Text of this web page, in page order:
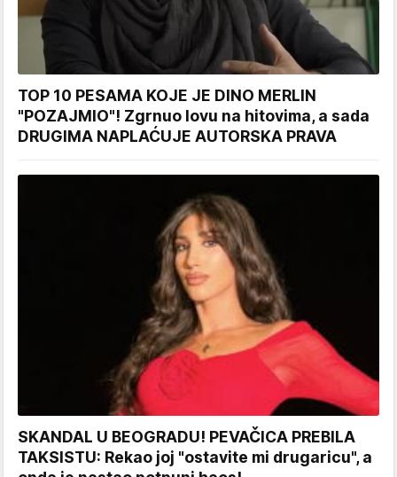
TOP 10 PESAMA KOJE JE DINO MERLIN
"POZAJMIO"! Zgrnuo lovu na hitovima, a sada
DRUGIMA NAPLAĆUJE AUTORSKA PRAVA
SKANDAL U BEOGRADU! PEVAČICA PREBILA
TAKSISTU: Rekao joj "ostavite mi drugaricu", a